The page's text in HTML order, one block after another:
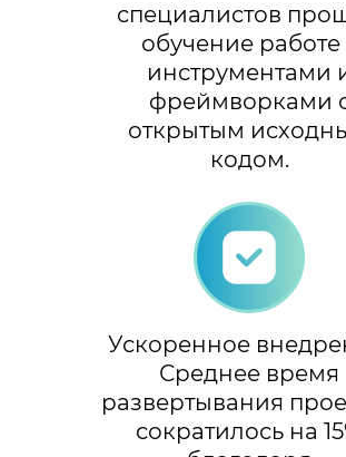
специалистов
обучение работе
инструментами
фреймворками
открытым
кодом.
Ускоренное
Среднее время
развертывания
сократилось на